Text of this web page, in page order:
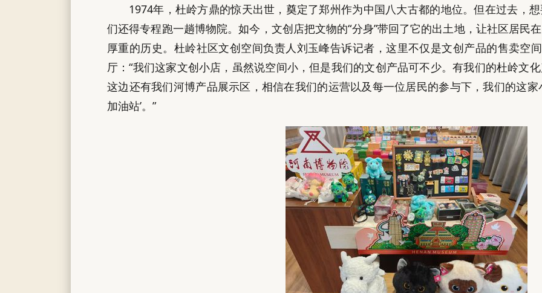
1974年，杜岭方鼎的惊天出世，奠定了郑州作为中国八大古都的地位。但在过去，
们还得专程跑一趟博物院。如今，文创店把文物的“分身”带回了它的出土地，让社区居民
厚重的历史。杜岭社区文创空间负责人刘玉峰告诉记者，这里不仅是文创产品的售卖空
厅：“我们这家文创小店，虽然说空间小，但是我们的文创产品可不少。有我们的杜岭文
这边还有我们河博产品展示区，相信在我们的运营以及每一位居民的参与下，我们的这家
加油站’。”